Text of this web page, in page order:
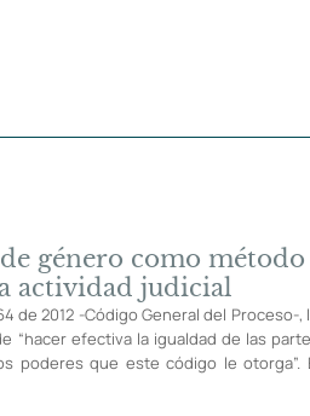
género como método
actividad judicial
de 2012 -Código General del Proceso-,
“hacer efectiva la igualdad de las
poderes que este código le otorga”.